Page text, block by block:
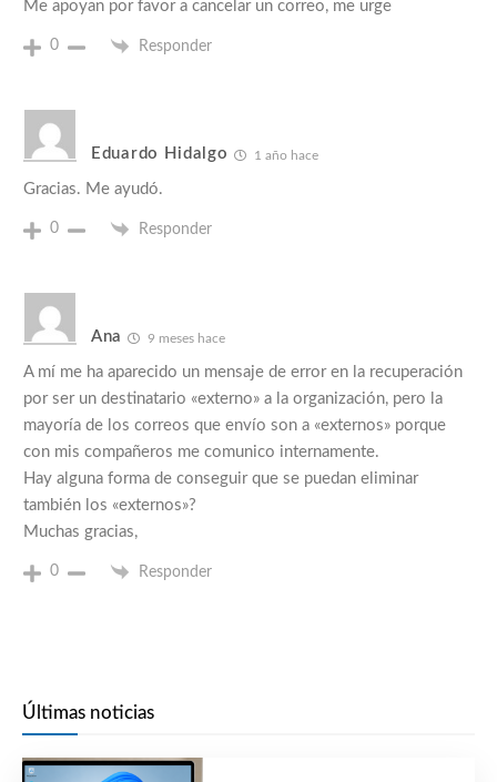
Me apoyan por favor a cancelar un correo, me urge
0 Responder
Eduardo Hidalgo 1 año hace
Gracias. Me ayudó.
0 Responder
Ana 9 meses hace
A mí me ha aparecido un mensaje de error en la recuperación
por ser un destinatario «externo» a la organización, pero la
mayoría de los correos que envío son a «externos» porque
con mis compañeros me comunico internamente.
Hay alguna forma de conseguir que se puedan eliminar
también los «externos»?
Muchas gracias,
0 Responder
Últimas noticias